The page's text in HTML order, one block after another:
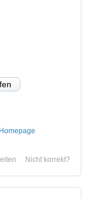
Nicht korrekt?